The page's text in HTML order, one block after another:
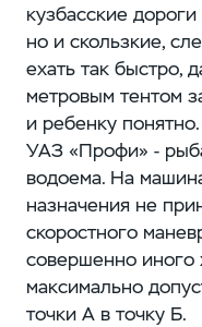
кузбасские
но и скользкие,
ехать так быстро,
метровым тентом
и ребенку
УАЗ «Профи» -
водоема. На
назначения не
скоростного
совершенно иного
максимально
точки А в точку Б.